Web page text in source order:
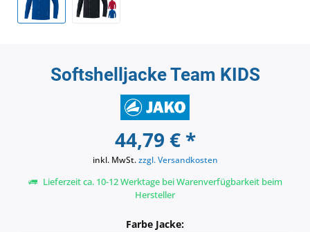
Softshelljacke Team KIDS
44,79 € *
inkl. MwSt.zzgl. Versandkosten
Lieferzeit ca. 10-12 Werktage bei Warenverfügbarkeit beim
Hersteller
Farbe Jacke: